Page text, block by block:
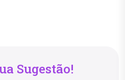
Sugestão!